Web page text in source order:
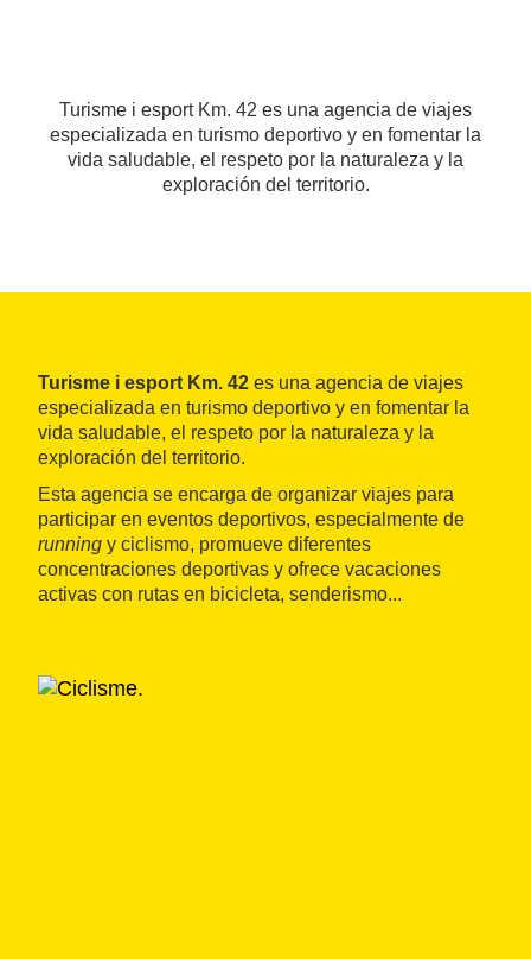
Turisme i esport Km. 42 es una agencia de viajes
especializada en turismo deportivo y en fomentar la
vida saludable, el respeto por la naturaleza y la
exploración del territorio.
Turisme i esport Km. 42 es una agencia de viajes
especializada en turismo deportivo y en fomentar la
vida saludable, el respeto por la naturaleza y la
exploración del territorio.
Esta agencia se encarga de organizar viajes para
participar en eventos deportivos, especialmente de
running y ciclismo, promueve diferentes
concentraciones deportivas y ofrece vacaciones
activas con rutas en bicicleta, senderismo...